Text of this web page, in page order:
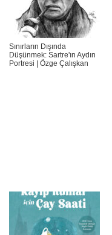
Sınırların Dışında
Düşünmek: Sartre'ın Aydın
Portresi | Özge Çalışkan